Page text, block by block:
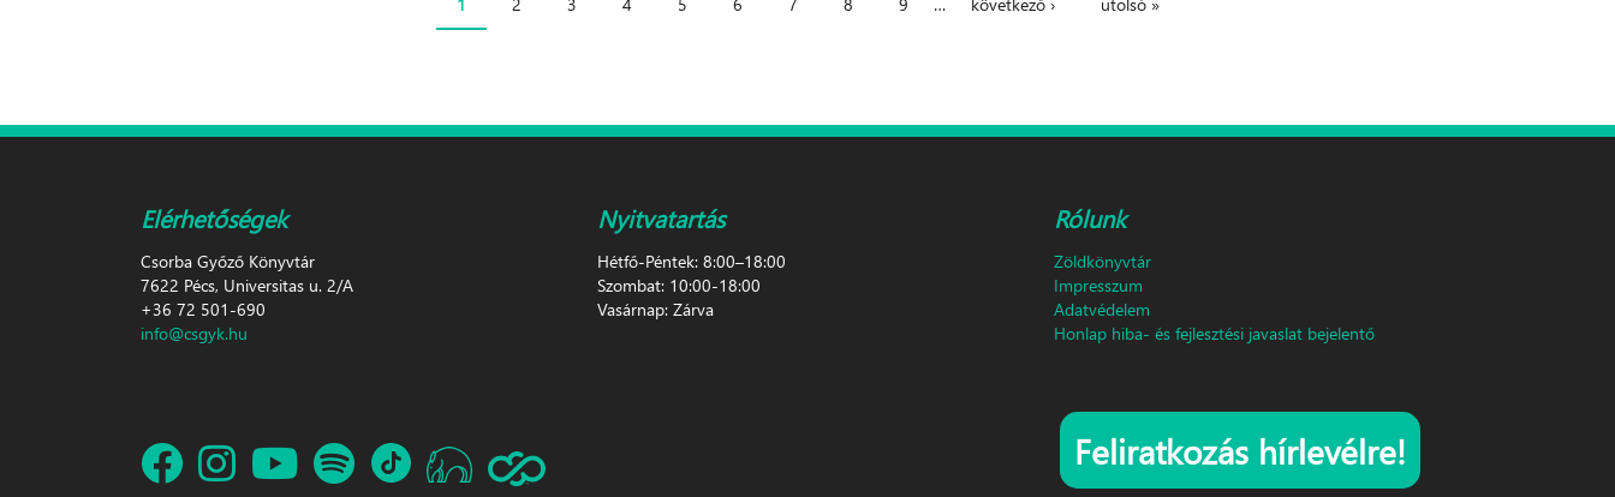
Elérhetőségek
Csorba Győző Könyvtár
7622 Pécs, Universitas u. 2/A
+36 72 501-690
info@csgyk.hu
Nyitvatartás
Hétfő-Péntek: 8:00–18:00
Szombat: 10:00-18:00
Vasárnap: Zárva
Rólunk
Zöldkönyvtár
Impresszum
Adatvédelem
Honlap hiba- és fejlesztési javaslat bejelentő
Feliratkozás hírlevélre!